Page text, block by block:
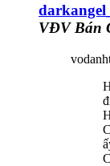
VĐV Bán